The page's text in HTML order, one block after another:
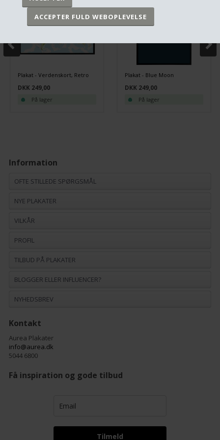
Plakat - Verdenskort, Retro
DKK 249,00
På lager
Plakat - Blue Moon
DKK 249,00
På lager
Information
OFTE STILLEDE SPØRGSMÅL
NYE PLAKATER
VILKÅR
PROFIL
TILBUD PÅ PLAKATER
BLOGGER ELLER INFLUENCER?
NYHEDSBREV
Kontakt
Aurea Plakater
info@aurea.dk
5044 6800
Få inspiration og gode tilbud
Tilmeld